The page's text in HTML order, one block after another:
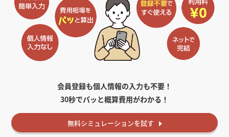
会員登録も個人情報の入力も不要！
30秒でパッと概算費用がわかる！
無料シミュレーションを試す